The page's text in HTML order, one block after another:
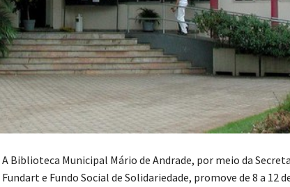
A Biblioteca Municipal Mário de Andrade, por meio da
Fundart e Fundo Social de Solidariedade, promove de 8 a 12